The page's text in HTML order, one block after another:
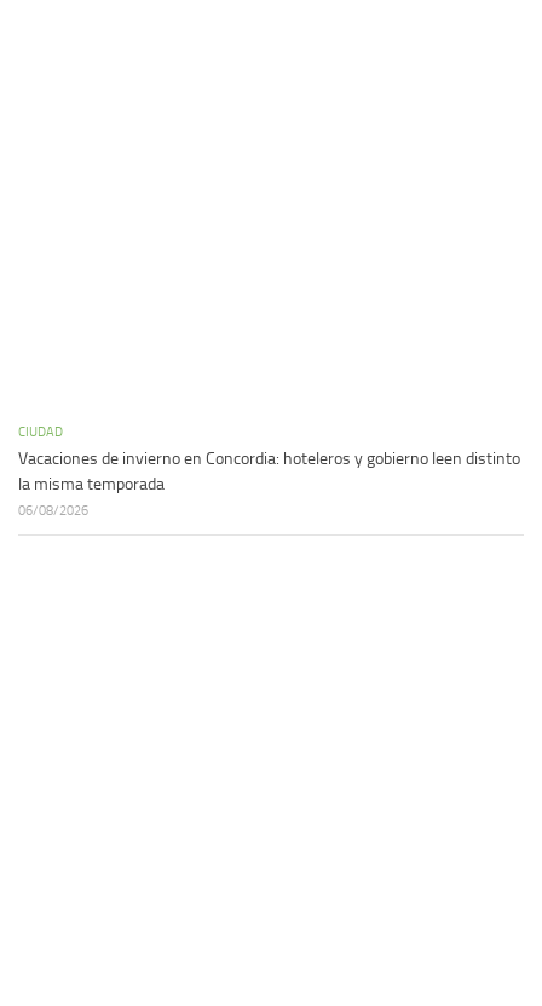
CIUDAD
Vacaciones de invierno en Concordia: hoteleros y gobierno leen distinto
la misma temporada
06/08/2026